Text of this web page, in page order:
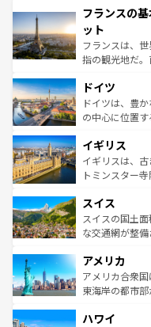
ませてくれる
なお、新着のイ
しい。
文化が根付く
れる闘牛、そ
る。首都マド
アートに溢れ
せる。地方に
ンテンツ一覧
フランスの
ット
フランスは、
指の観光地だ
で、幅広い魅
聖堂、美しい
から魅了する
いる。シャンパ
香り高いラベ
らに、パリ以
れる地方に足
き
を参照してほし
ドイツ
ドイツは、豊
の中心に位置
顔を持つこの国
ルリンの文化
してライン川
は、お酒好きな人に
ドイツ情報は
イギリス
イギリスは、
トミンスター
リアごとに異
ティー、ビー
戦など、本場
ンツ一覧を参照
スイス
スイスの国土
な交通網が整
の建物がそのま
博物館もあり
ことができる
ば市内交通費無料
アメリカ
アメリカ合衆
東海岸の都市
のような巨大都
ハワイ